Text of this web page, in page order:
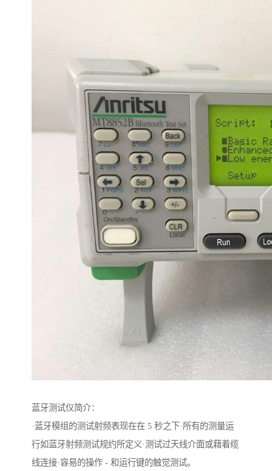
蓝牙测试仪简介：
·蓝牙模组的测试射频表现在在 5 秒之下·所有的测量运
行如蓝牙射频测试规约所定义·测试过天线介面或藉着缆
线连接·容易的操作 - 和运行键的触觉测试。